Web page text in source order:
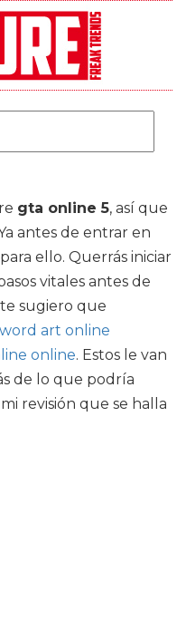
gta online 5, así que
antes de entrar en
ello. Querrás iniciar
vitales antes de
sugiero que
art online
online. Estos le van
de lo que podría
revisión que se halla